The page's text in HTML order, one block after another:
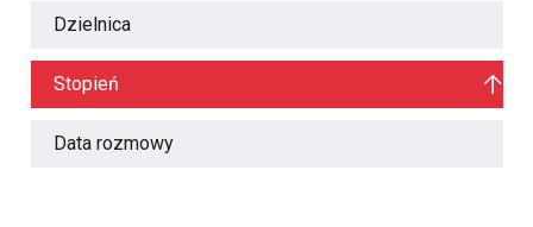
Dzielnica
Stopień
Data rozmowy